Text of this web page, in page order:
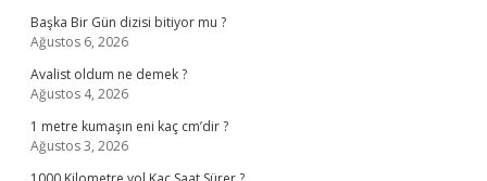
Başka Bir Gün dizisi bitiyor mu ?
Ağustos 6, 2026
Avalist oldum ne demek ?
Ağustos 4, 2026
1 metre kumaşın eni kaç cm’dir ?
Ağustos 3, 2026